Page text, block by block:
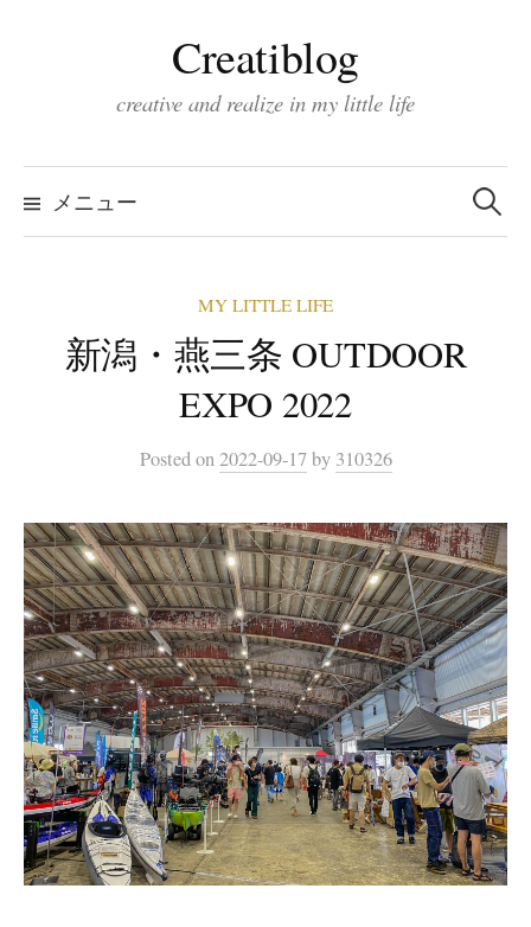
ツ
へ
ス
Creatiblog
creative and realize in my little life
メニュー
検
索:
MY LITTLE LIFE
新潟・燕三条 OUTDOOR
EXPO 2022
Postedon2022-09-17 by 310326